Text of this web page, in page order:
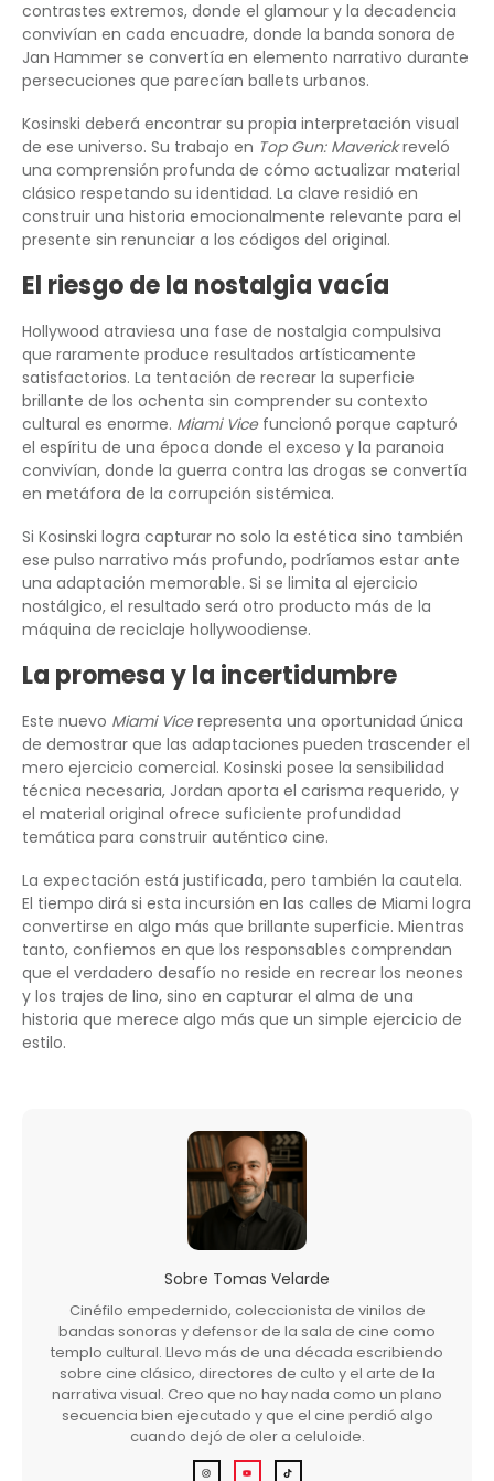
contrastes extremos, donde el glamour y la decadencia
convivían en cada encuadre, donde la banda sonora de
Jan Hammer se convertía en elemento narrativo durante
persecuciones que parecían ballets urbanos.
Kosinski deberá encontrar su propia interpretación visual
de ese universo. Su trabajo en Top Gun: Maverickreveló
una comprensión profunda de cómo actualizar material
clásico respetando su identidad. La clave residió en
construir una historia emocionalmente relevante para el
presente sin renunciar a los códigos del original.
El riesgo de la nostalgia vacía
Hollywood atraviesa una fase de nostalgia compulsiva
que raramente produce resultados artísticamente
satisfactorios. La tentación de recrear la superficie
brillante de los ochenta sin comprender su contexto
cultural es enorme. Miami Vicefuncionó porque capturó
el espíritu de una época donde el exceso y la paranoia
convivían, donde la guerra contra las drogas se convertía
en metáfora de la corrupción sistémica.
Si Kosinski logra capturar no solo la estética sino también
ese pulso narrativo más profundo, podríamos estar ante
una adaptación memorable. Si se limita al ejercicio
nostálgico, el resultado será otro producto más de la
máquina de reciclaje hollywoodiense.
La promesa y la incertidumbre
Este nuevo Miami Vicerepresenta una oportunidad única
de demostrar que las adaptaciones pueden trascender el
mero ejercicio comercial. Kosinski posee la sensibilidad
técnica necesaria, Jordan aporta el carisma requerido, y
el material original ofrece suficiente profundidad
temática para construir auténtico cine.
La expectación está justificada, pero también la cautela.
El tiempo dirá si esta incursión en las calles de Miami logra
convertirse en algo más que brillante superficie. Mientras
tanto, confiemos en que los responsables comprendan
que el verdadero desafío no reside en recrear los neones
y los trajes de lino, sino en capturar el alma de una
historia que merece algo más que un simple ejercicio de
estilo.
Sobre Tomas Velarde
Cinéfilo empedernido, coleccionista de vinilos de
bandas sonoras y defensor de la sala de cine como
templo cultural. Llevo más de una década escribiendo
sobre cine clásico, directores de culto y el arte de la
narrativa visual. Creo que no hay nada como un plano
secuencia bien ejecutado y que el cine perdió algo
cuando dejó de oler a celuloide.